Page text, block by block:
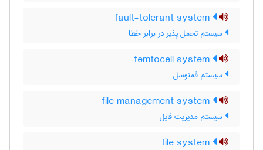
سیستم تحمل پذیر در برابر خطا
سیستم فمتوسل
سیستم مدیریت فایل